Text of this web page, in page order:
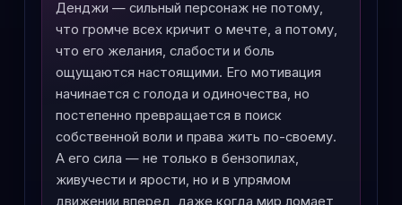
Денджи — сильный персонаж не потому,
что громче всех кричит о мечте, а потому,
что его желания, слабости и боль
ощущаются настоящими. Его мотивация
начинается с голода и одиночества, но
постепенно превращается в поиск
собственной воли и права жить по-своему.
А его сила — не только в бензопилах,
живучести и ярости, но и в упрямом
движении вперед, даже когда мир ломает